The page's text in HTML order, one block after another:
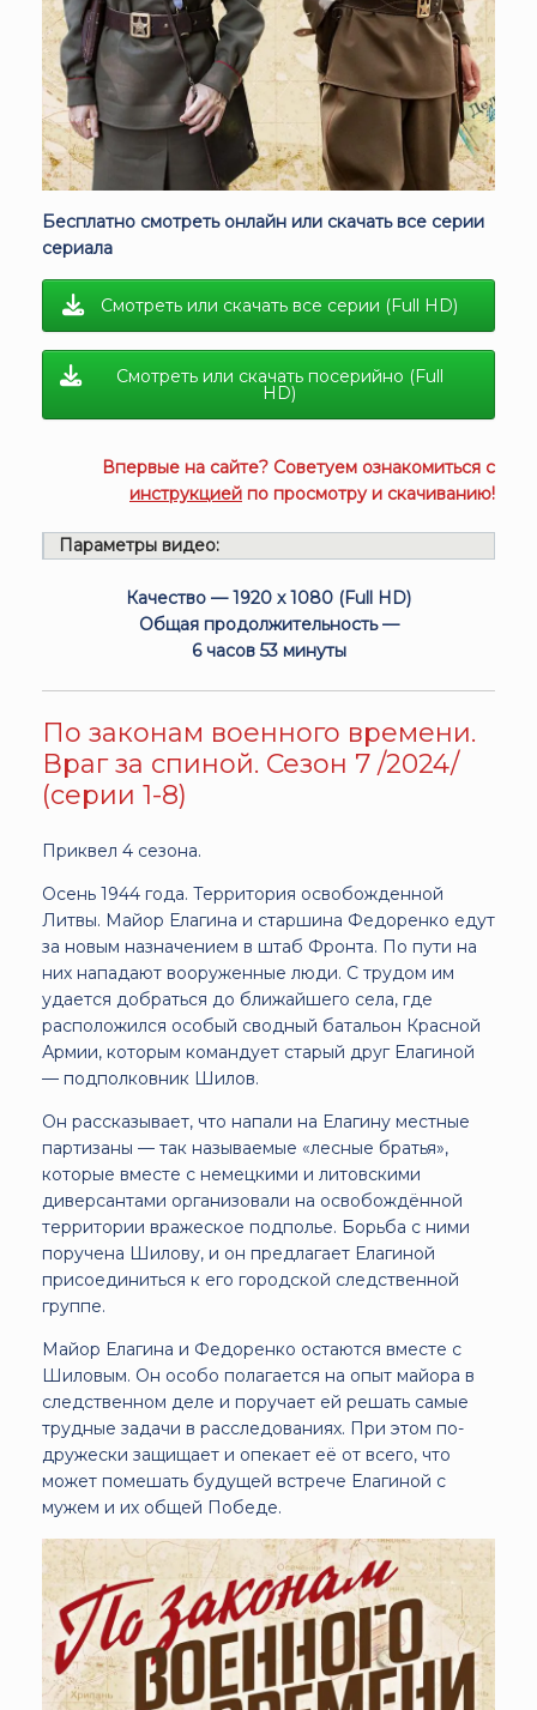
Бесплатно смотреть онлайн или скачать все серии
сериала
Смотреть или скачать все серии (Full HD)
Смотреть или скачать посерийно (Full
HD)
Впервые на сайте? Советуем ознакомиться с
инструкцией по просмотру и скачиванию!
Параметры видео:
Качество — 1920 x 1080 (Full HD)
Общая продолжительность —
6 часов 53 минуты
По законам военного времени.
Враг за спиной. Сезон 7 /2024/
(серии 1-8)
Приквел 4 сезона.
Осень 1944 года. Территория освобожденной
Литвы. Майор Елагина и старшина Федоренко едут
за новым назначением в штаб Фронта. По пути на
них нападают вооруженные люди. С трудом им
удается добраться до ближайшего села, где
расположился особый сводный батальон Красной
Армии, которым командует старый друг Елагиной
— подполковник Шилов.
Он рассказывает, что напали на Елагину местные
партизаны — так называемые «лесные братья»,
которые вместе с немецкими и литовскими
диверсантами организовали на освобождённой
территории вражеское подполье. Борьба с ними
поручена Шилову, и он предлагает Елагиной
присоединиться к его городской следственной
группе.
Майор Елагина и Федоренко остаются вместе с
Шиловым. Он особо полагается на опыт майора в
следственном деле и поручает ей решать самые
трудные задачи в расследованиях. При этом по-
дружески защищает и опекает её от всего, что
может помешать будущей встрече Елагиной с
мужем и их общей Победе.